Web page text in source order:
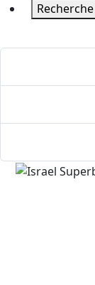
Recherche